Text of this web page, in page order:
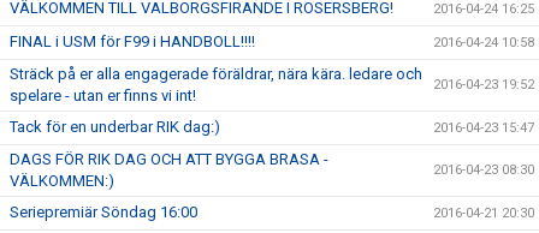
VÄLKOMMEN TILL VALBORGSFIRANDE I ROSERSBERG! 2016-04-24 16:25
FINAL i USM för F99 i HANDBOLL!!!! 2016-04-24 10:58
Sträck på er alla engagerade föräldrar, nära kära. ledare och
spelare - utan er finns vi int!
2016-04-23 19:52
Tack för en underbar RIK dag:) 2016-04-23 15:47
DAGS FÖR RIK DAG OCH ATT BYGGA BRASA -
VÄLKOMMEN:)
2016-04-23 08:30
Seriepremiär Söndag 16:00 2016-04-21 20:30